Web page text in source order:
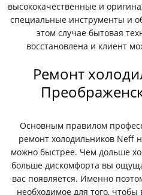
высококачественные и
специальные инструменты и
этом случае бытовая
восстановлена и клиент
Ремонт
Основным правилом
ремонт холодильников Neff
можно быстрее. Чем дольше
больше дискомфорта вы
вас появляется. Именно
необходимое для того,